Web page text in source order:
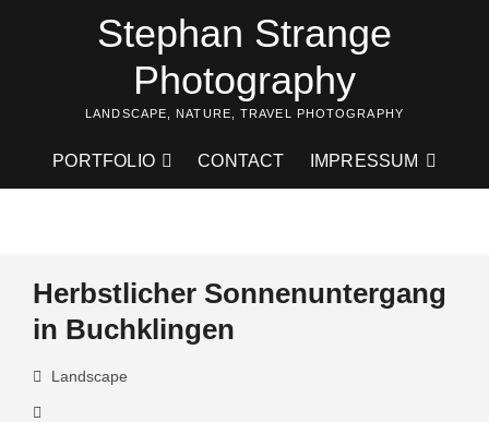
Stephan Strange
Photography
LANDSCAPE, NATURE, TRAVEL PHOTOGRAPHY
PORTFOLIO CONTACT IMPRESSUM
Herbstlicher Sonnenuntergang
in Buchklingen
Landscape